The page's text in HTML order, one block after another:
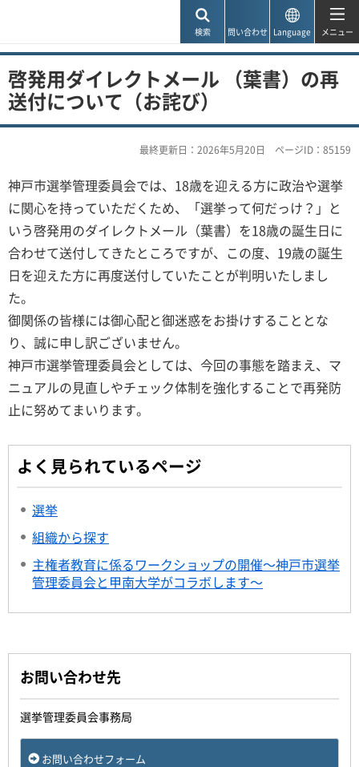
検索 問い合わせ Language メニュー
啓発用ダイレクトメール （葉書）の再
送付について（お詫び）
最終更新日：2026年5月20日 ページID：85159
神戸市選挙管理委員会では、18歳を迎える方に政治や選挙
に関心を持っていただくため、「選挙って何だっけ？」と
いう啓発用のダイレクトメール（葉書）を18歳の誕生日に
合わせて送付してきたところですが、この度、19歳の誕生
日を迎えた方に再度送付していたことが判明いたしまし
た。
御関係の皆様には御心配と御迷惑をお掛けすることとな
り、誠に申し訳ございません。
神戸市選挙管理委員会としては、今回の事態を踏まえ、マ
ニュアルの見直しやチェック体制を強化することで再発防
止に努めてまいります。
よく見られているページ
選挙
組織から探す
主権者教育に係るワークショップの開催～神戸市選挙
管理委員会と甲南大学がコラボします～
お問い合わせ先
選挙管理委員会事務局
お問い合わせフォーム